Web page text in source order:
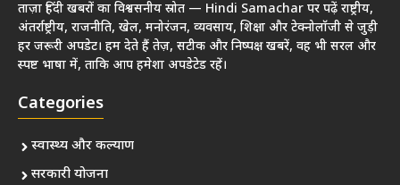
ताज़ा हिंदी खबरों का विश्वसनीय स्रोत — Hindi Samachar पर पढ़ें राष्ट्रीय,
अंतर्राष्ट्रीय, राजनीति, खेल, मनोरंजन, व्यवसाय, शिक्षा और टेक्नोलॉजी से जुड़ी
हर जरूरी अपडेट। हम देते हैं तेज़, सटीक और निष्पक्ष खबरें, वह भी सरल और
स्पष्ट भाषा में, ताकि आप हमेशा अपडेटेड रहें।
Categories
स्वास्थ्य और कल्याण
सरकारी योजना